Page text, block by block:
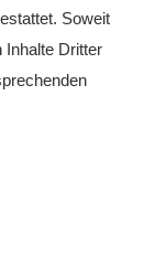
Soweit
Inhalte Dritter